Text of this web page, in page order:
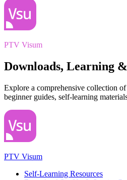
PTV Visum
Downloads, Learning
Explore a comprehensive collection
beginner guides, self-learning
PTV Visum
Self-Learning Resources